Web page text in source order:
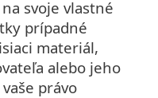
svoje vlastné
prípadné
materiál,
alebo jeho
právo